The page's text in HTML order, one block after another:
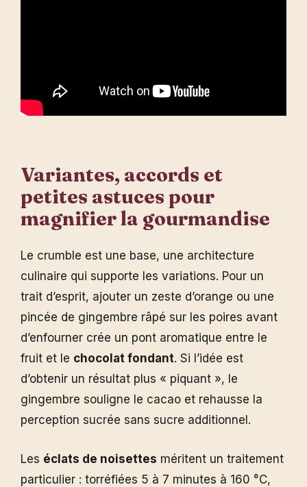
Variantes, accords et
petites astuces pour
magnifier la gourmandise
Le crumble est une base, une architecture
culinaire qui supporte les variations. Pour un
trait d’esprit, ajouter un zeste d’orange ou une
pincée de gingembre râpé sur les poires avant
d’enfourner crée un pont aromatique entre le
fruit et le chocolat fondant. Si l’idée est
d’obtenir un résultat plus « piquant », le
gingembre souligne le cacao et rehausse la
perception sucrée sans sucre additionnel.
Les éclats de noisettes méritent un traitement
particulier : torréfiées 5 à 7 minutes à 160 °C,